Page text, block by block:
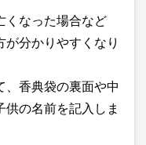
くなった場合など
分かりやすくなり
、香典袋の裏面や中
の名前を記入しま